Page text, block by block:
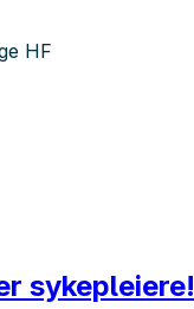
HF
sykepleiere!